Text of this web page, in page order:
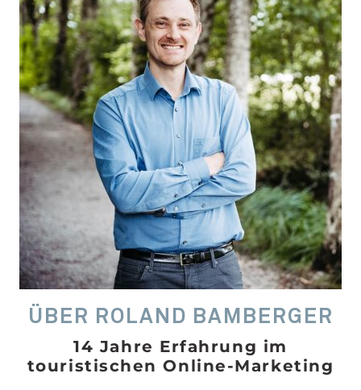
ÜBER ROLAND BAMBERGER
14 Jahre Erfahrung im
touristischen Online-Marketing